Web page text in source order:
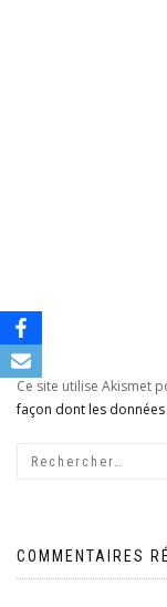
Ce site utilise Akismet
façon dont les
COMMENTAIRES